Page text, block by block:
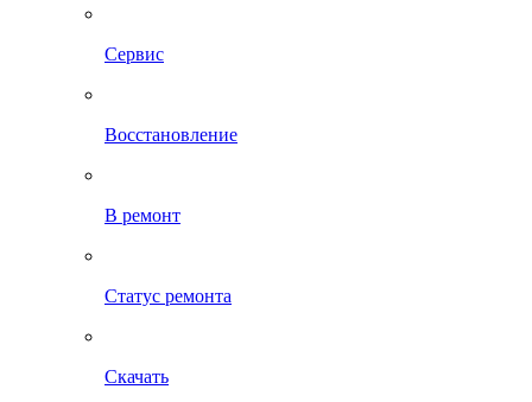
Сервис
Восстановление
В ремонт
Статус ремонта
Скачать